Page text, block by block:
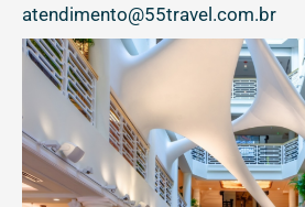
atendimento@55travel.com.br